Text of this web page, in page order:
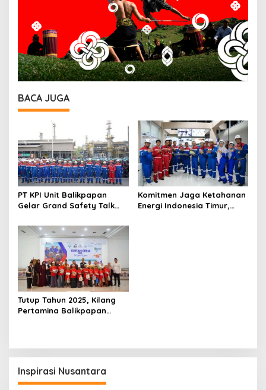
BACA JUGA
PT KPI Unit Balikpapan
Gelar Grand Safety Talk
Balikpapan 2 dan Buka
Bulan K3 2026
Komitmen Jaga Ketahanan
Energi Indonesia Timur,
Tutup Tahun 2025, Kilang
Pertamina Balikpapan
Inspirasi Nusantara